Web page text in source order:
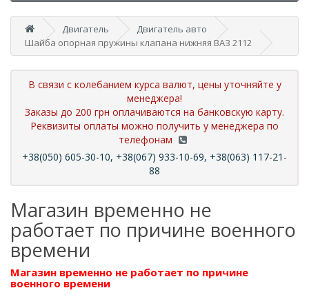
Двигатель
Двигатель авто
Шайба опорная пружины клапана нижняя ВАЗ 2112
В связи с колебанием курса валют, цены уточняйте у
менеджера!
Заказы до 200 грн оплачиваются на банковскую карту.
Реквизиты оплаты можно получить у менеджера по
телефонам
+38(050) 605-30-10, +38(067) 933-10-69, +38(063) 117-21-
88
Магазин временно не
работает по причине военного
времени
Магазин временно не работает по причине
военного времени